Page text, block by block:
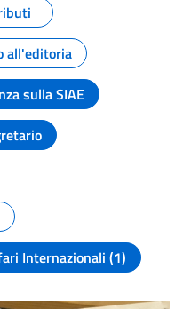
pagina
all'editoria
sulla SIAE
Internazionali (1)